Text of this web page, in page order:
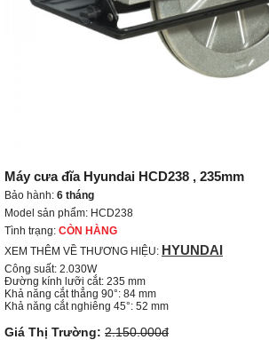
Máy cưa đĩa Hyundai HCD238 , 235mm
Bảo hành: 6 tháng
Model sản phẩm: HCD238
Tình trạng: CÒN HÀNG
XEM THÊM VỀ THƯƠNG HIỆU: HYUNDAI
Công suất: 2.030W
Đường kính lưỡi cắt: 235 mm
Khả năng cắt thẳng 90°: 84 mm
Khả năng cắt nghiêng 45°: 52 mm
Giá Thị Trường: 2.150.000đ